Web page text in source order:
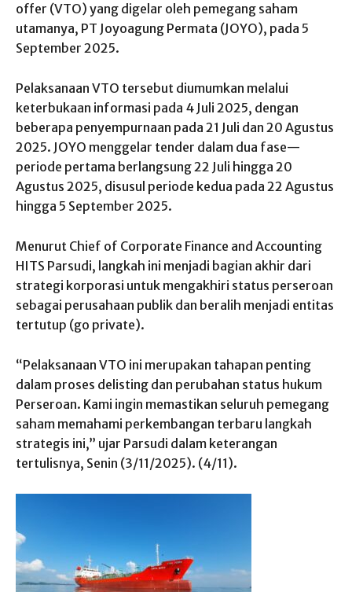
offer (VTO) yang digelar oleh pemegang saham
utamanya, PT Joyoagung Permata (JOYO), pada 5
September 2025.
Pelaksanaan VTO tersebut diumumkan melalui
keterbukaan informasi pada 4 Juli 2025, dengan
beberapa penyempurnaan pada 21 Juli dan 20 Agustus
2025. JOYO menggelar tender dalam dua fase—
periode pertama berlangsung 22 Juli hingga 20
Agustus 2025, disusul periode kedua pada 22 Agustus
hingga 5 September 2025.
Menurut Chief of Corporate Finance and Accounting
HITS Parsudi, langkah ini menjadi bagian akhir dari
strategi korporasi untuk mengakhiri status perseroan
sebagai perusahaan publik dan beralih menjadi entitas
tertutup (go private).
“Pelaksanaan VTO ini merupakan tahapan penting
dalam proses delisting dan perubahan status hukum
Perseroan. Kami ingin memastikan seluruh pemegang
saham memahami perkembangan terbaru langkah
strategis ini,” ujar Parsudi dalam keterangan
tertulisnya, Senin (3/11/2025). (4/11).